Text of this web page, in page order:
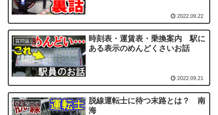
2022.09.22
質問返し
時刻表・運賃表・乗換案内 駅に
ある表示のめんどくさいお話
2022.09.21
ひとりごと
脱線運転士に待つ末路とは？ 南
海